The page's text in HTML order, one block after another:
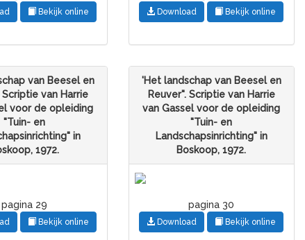
Bekijk online Download Bekijk online
van Beesel en
Scriptie van Harrie
voor de opleiding
"Tuin- en
in
1972.
pagina 29
Bekijk online
'Het landschap van Beesel en
Reuver". Scriptie van Harrie
van Gassel voor de opleiding
"Tuin- en
Landschapsinrichting" in
Boskoop, 1972.
pagina 30
Download Bekijk online